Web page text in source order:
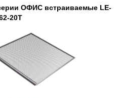
ОФИС встраиваемые LE-
20Т